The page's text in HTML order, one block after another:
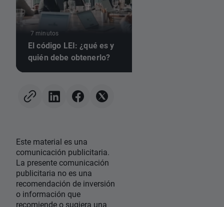
7 minutos
El código LEI: ¿qué es y
quién debe obtenerlo?
Este material es una
comunicación publicitaria.
La presente comunicación
publicitaria no es una
recomendación de inversión
o información que
recomiende o sugiera una